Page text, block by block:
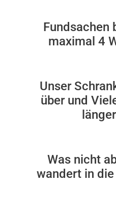
Fundsachen
maximal 4
Unser
über und
Was nicht
wandert in